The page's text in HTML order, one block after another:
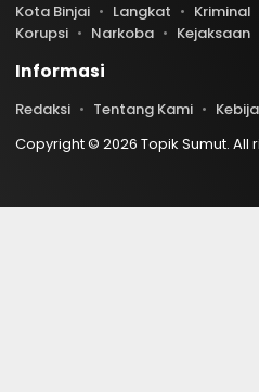
Kota Binjai Langkat Kriminal
Korupsi
Narkoba Kejaksaan
Informasi
Redaksi Tentang Kami
Copyright © 2026 Topik Sumut. All